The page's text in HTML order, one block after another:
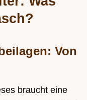
Von
braucht eine